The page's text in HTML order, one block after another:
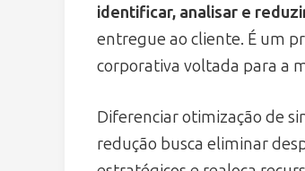
identificar, analisar e
entregue ao cliente. É um
corporativa voltada para a
Diferenciar otimização de
redução busca eliminar